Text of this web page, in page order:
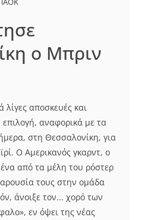
ο Μπριν
λίγες αποσκευές και
επιλογή, αναφορικά με τα
στη Θεσσαλονίκη, για
Ο Αμερικανός γκαρντ, ο
από τα μέλη του ρόστερ
τους στην ομάδα
άνοιξε τον... χορό των
εν όψει της νέας